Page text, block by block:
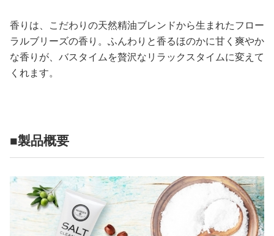
香りは、こだわりの天然精油ブレンドから生まれたフロー
ラルブリーズの香り。ふんわりと香るほのかに甘く爽やか
な香りが、バスタイムを贅沢なリラックスタイムに変えて
くれます。
■製品概要